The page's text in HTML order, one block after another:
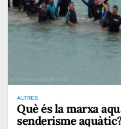
ALTRES
Què és la marxa
senderisme